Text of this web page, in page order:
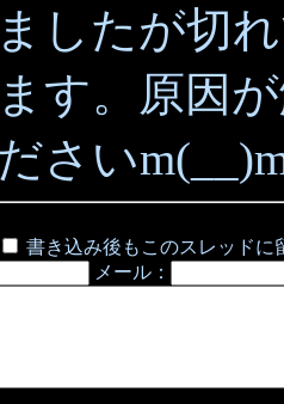
したが切
す。原因
さい
書き込み後もこのスレッドに
メール：